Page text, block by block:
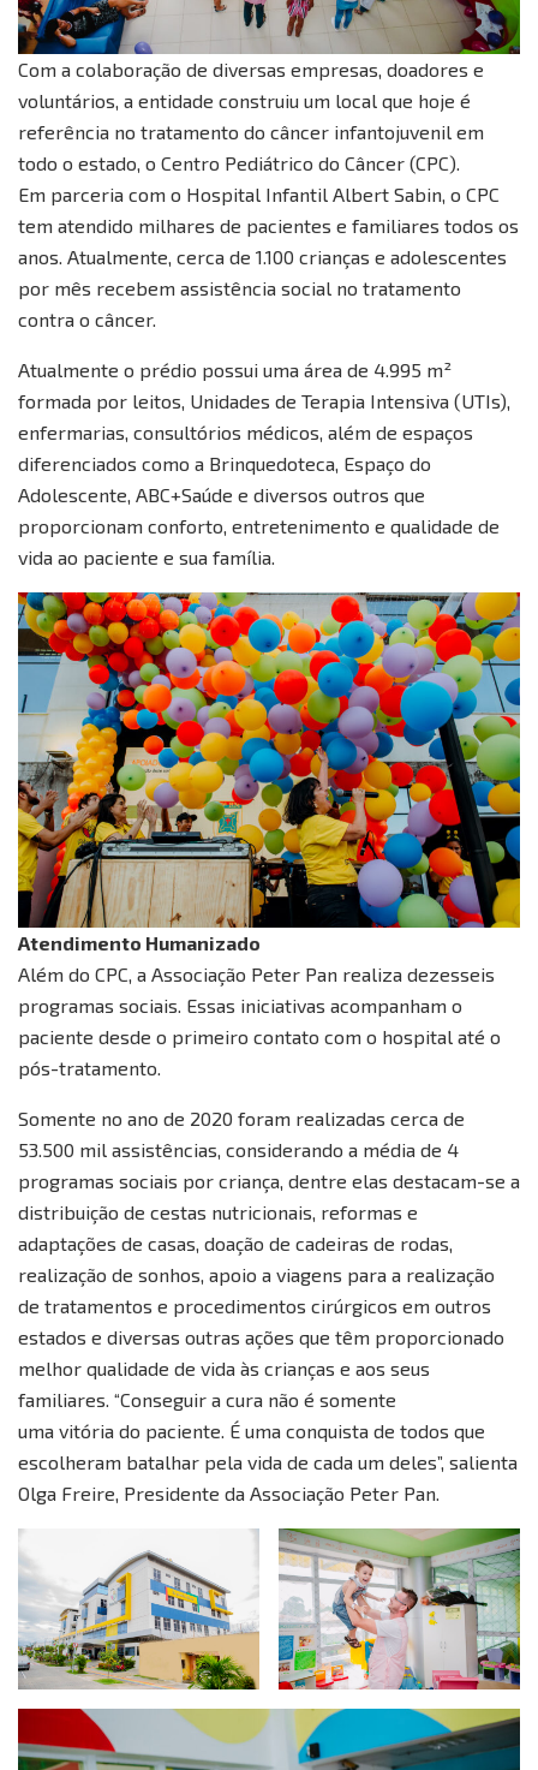
Com a colaboração de diversas empresas, doadores e
voluntários, a entidade construiu um local que hoje é
referência no tratamento do câncer infantojuvenil em
todo o estado, o Centro Pediátrico do Câncer (CPC).
Em parceria com o Hospital Infantil Albert Sabin, o CPC
tem atendido milhares de pacientes e familiares todos os
anos. Atualmente, cerca de 1.100 crianças e adolescentes
por mês recebem assistência social no tratamento
contra o câncer.
Atualmente o prédio possui uma área de 4.995 m²
formada por leitos, Unidades de Terapia Intensiva (UTIs),
enfermarias, consultórios médicos, além de espaços
diferenciados como a Brinquedoteca, Espaço do
Adolescente, ABC+Saúde e diversos outros que
proporcionam conforto, entretenimento e qualidade de
vida ao paciente e sua família.
Atendimento Humanizado
Além do CPC, a Associação Peter Pan realiza dezesseis
programas sociais. Essas iniciativas acompanham o
paciente desde o primeiro contato com o hospital até o
pós-tratamento.
Somente no ano de 2020 foram realizadas cerca de
53.500 mil assistências, considerando a média de 4
programas sociais por criança, dentre elas destacam-se a
distribuição de cestas nutricionais, reformas e
adaptações de casas, doação de cadeiras de rodas,
realização de sonhos, apoio a viagens para a realização
de tratamentos e procedimentos cirúrgicos em outros
estados e diversas outras ações que têm proporcionado
melhor qualidade de vida às crianças e aos seus
familiares. “Conseguir a cura não é somente
uma vitória do paciente. É uma conquista de todos que
escolheram batalhar pela vida de cada um deles”, salienta
Olga Freire, Presidente da Associação Peter Pan.